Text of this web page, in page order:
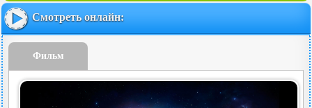
Смотреть онлайн:
Фильм